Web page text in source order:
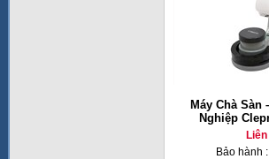
Máy Chà Sàn
Nghiệp
Bảo hành